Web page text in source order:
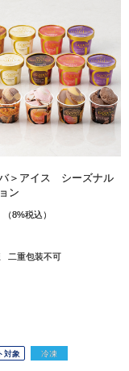
＞アイス シーズナル
ン
（8%税込）
二重包装不可
対象 冷凍